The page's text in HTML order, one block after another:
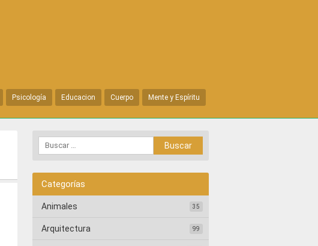
Psicología Educacion Cuerpo Mente y Espíritu
Categorías
Animales 35
Arquitectura 99